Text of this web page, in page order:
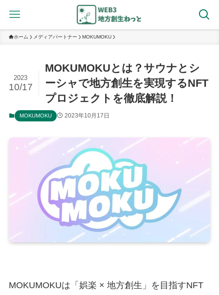
ホーム メディアパートナー MOKUMOKU
MOKUMOKUとは？サウナとシ
ーシャで地方創生を実現するNFT
プロジェクトを徹底解説！
2023
10/17
MOKUMOKU 2023年10月17日
MOKUMOKUは「娯楽 × 地方創生」を目指すNFT